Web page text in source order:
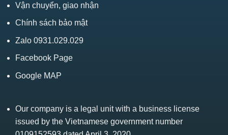
Vận chuyển, giao nhận
Chính sách bảo mật
Zalo 0931.029.029
Facebook Page
Google MAP
Our company is a legal unit with a business license
issued by the Vietnamese government number